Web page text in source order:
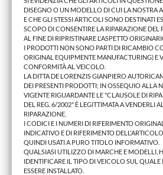
PARAFANGO ANTER.SX CT
47,58 €
DISEGNO O UN MODELLO DI CUI LA NOSTRA
E CHE GLI STESSI ARTICOLI SONO DESTINATI
SCOPO DI CONSENTIRE LA RIPARAZIONE DEL
AL FINE DI RIPRISTINARE L'ASPETTO
I PRODOTTI NON SONO PARTI DI RICAMBIO
ORIGINAL EQUIPMENTE MANUFACTURING) E
CONFORMITÀ AL VEICOLO.
LA DITTA DE LORENZIS GIANPIERO
DEI PRESENTI PRODOTTI; IN OSSEQUIO ALLA
VIGENTE RIGUARDANTE LE "CLAUSOLE DI
DEL REG. 6/2002" È LEGITTIMATA A VENDERLI
RIPARAZIONE.
I CODICI E I NUMERI DI RIFERIMENTO
INDICATIVO E DI RIFERIMENTO
QUINDI USATI A PURO TITOLO INFORMATIVO.
QUALSIASI UTILIZZO DI MARCHE E MODELLI,
IDENTIFICARE IL TIPO DI VEICOLO SUL
ESSERE INSTALLATO.